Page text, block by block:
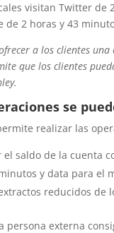
visitan Twitter de
de 2 horas y 43
a los clientes
que los clientes
se
realizar las
el saldo de la cuenta
y data para el
reducidos de
persona externa